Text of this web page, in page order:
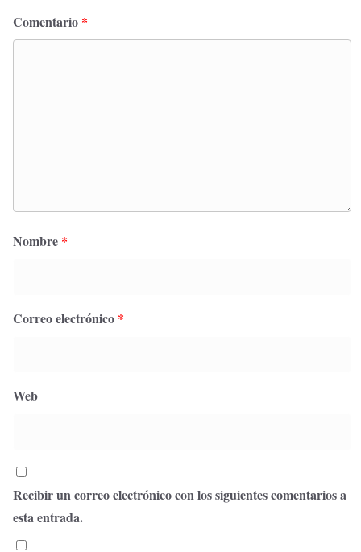
Comentario *
Nombre *
Correo electrónico *
Web
Recibir un correo electrónico con los siguientes comentarios a
esta entrada.